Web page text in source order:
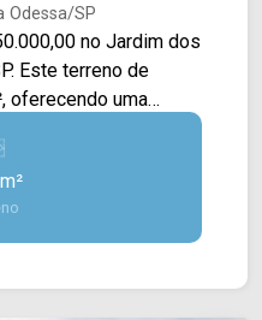
Odessa/SP
no Jardim dos
oferecendo uma
sua construção.
Permuta. Esta
Vieira de Souza e
agende a sua visita!!